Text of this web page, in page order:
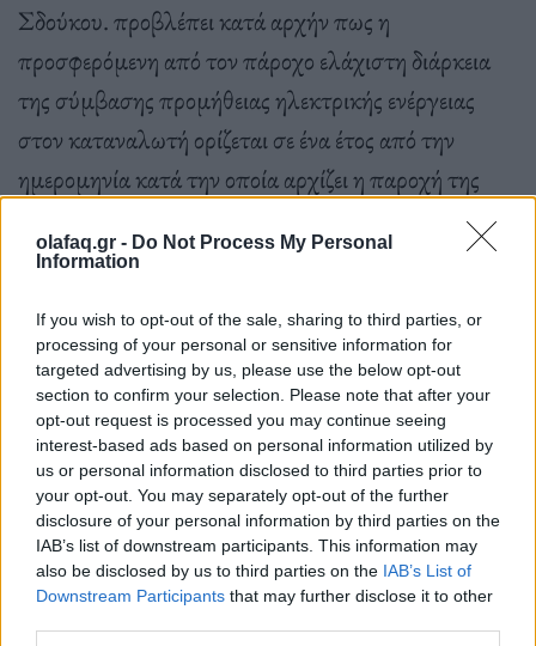
olafaq.gr - Do Not Process My Personal
Information
If you wish to opt-out of the sale, sharing to third parties, or
processing of your personal or sensitive information for
targeted advertising by us, please use the below opt-out
section to confirm your selection. Please note that after your
opt-out request is processed you may continue seeing
interest-based ads based on personal information utilized by
us or personal information disclosed to third parties prior to
your opt-out. You may separately opt-out of the further
disclosure of your personal information by third parties on the
IAB’s list of downstream participants. This information may
also be disclosed by us to third parties on the IAB’s List of
Downstream Participants that may further disclose it to other
Σδούκου. προβλέπει κατά αρχήν πως η
προσφερόμενη από τον πάροχο ελάχιστη διάρκεια
της σύμβασης προμήθειας ηλεκτρικής ενέργειας
στον καταναλωτή ορίζεται σε ένα έτος από την
ημερομηνία κατά την οποία αρχίζει η παροχή της
υπηρεσίας. Ωστόσο, δίνεται η δυνατότητα στους
παρόχους να προσφέρουν στους πελάτες τους και
το αιτηθεί ο καταναλωτής ή/και συναινέσει στη
σχετική προσφορά προμήθειας που θα προτείνεται
από τον πάροχο. Σε κάθε περίπτωση, η ελάχιστη
διάρκεια ισχύος των προσφερομένων τιμολογίων
προμήθειας δεν μπορεί να είναι μικρότερη των έξι
μηνών.